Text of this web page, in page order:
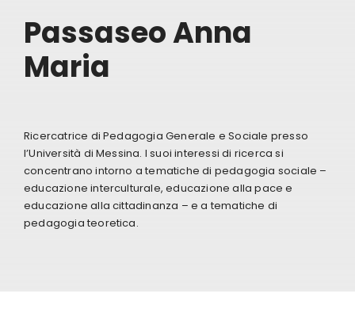
Passaseo Anna
Maria
Ricercatrice di Pedagogia Generale e Sociale presso
l’Università di Messina. I suoi interessi di ricerca si
concentrano intorno a tematiche di pedagogia sociale –
educazione interculturale, educazione alla pace e
educazione alla cittadinanza – e a tematiche di
pedagogia teoretica.